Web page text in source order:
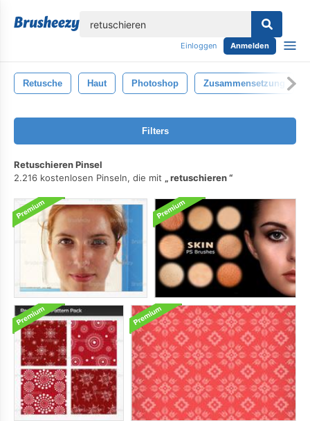
Einloggen Anmelden
Retusche Haut Photoshop Zusammensetzung
Filters
Retuschieren Pinsel
2.216 kostenlosen Pinseln, die mit
retuschieren